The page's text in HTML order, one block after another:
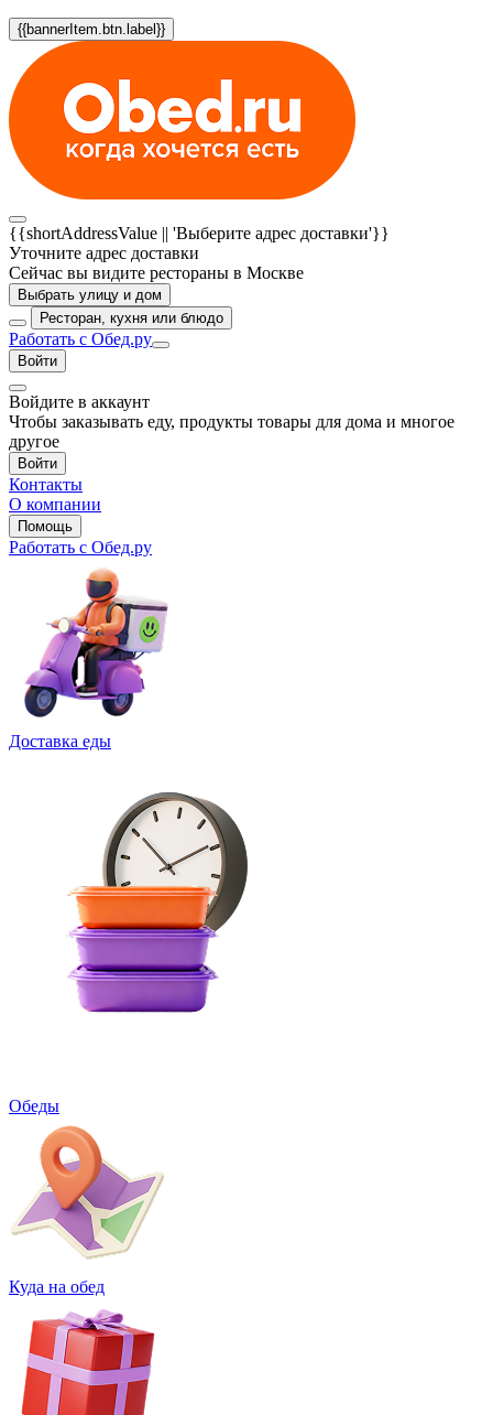
{{bannerItem.btn.label}}
{{shortAddressValue || 'Выберите адрес доставки'}}
Уточните адрес доставки
Сейчас вы видите рестораны в Москве
Выбрать улицу и дом
Ресторан, кухня или блюдо
Работать с Обед.ру
Войти
Войдите в аккаунт
Чтобы заказывать еду, продукты товары для дома и многое
другое
Войти
Контакты
О компании
Помощь
Работать с Обед.ру
Доставка еды
Обеды
Куда на обед